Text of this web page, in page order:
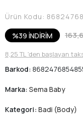
Ürün Kodu:
%39 İNDİRİM
8,25 TL 'den başlayan
Barkod:
Marka: Sema Baby
Kategori: Badi (Body)